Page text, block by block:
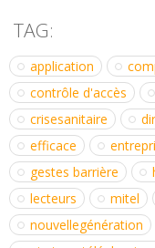
TAG:
application
contrôle d'accès
crisesanitaire
efficace
gestes barrière
lecteurs
mitel
nouvellegénération